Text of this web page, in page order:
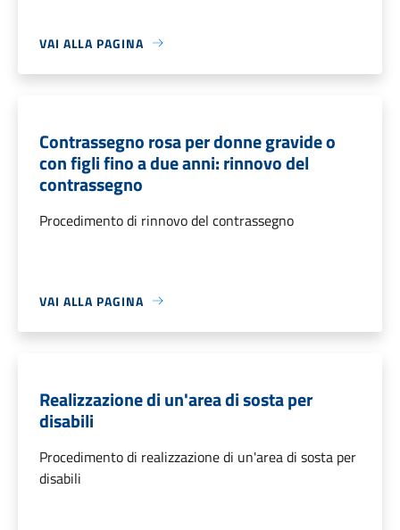
VAI ALLA PAGINA
Contrassegno rosa per donne gravide o
con figli fino a due anni: rinnovo del
contrassegno
Procedimento di rinnovo del contrassegno
VAI ALLA PAGINA
Realizzazione di un'area di sosta per
disabili
Procedimento di realizzazione di un'area di sosta per
disabili